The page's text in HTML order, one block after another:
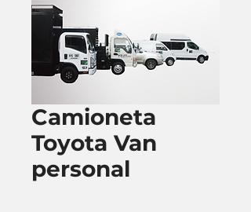
Camioneta
Toyota Van
personal